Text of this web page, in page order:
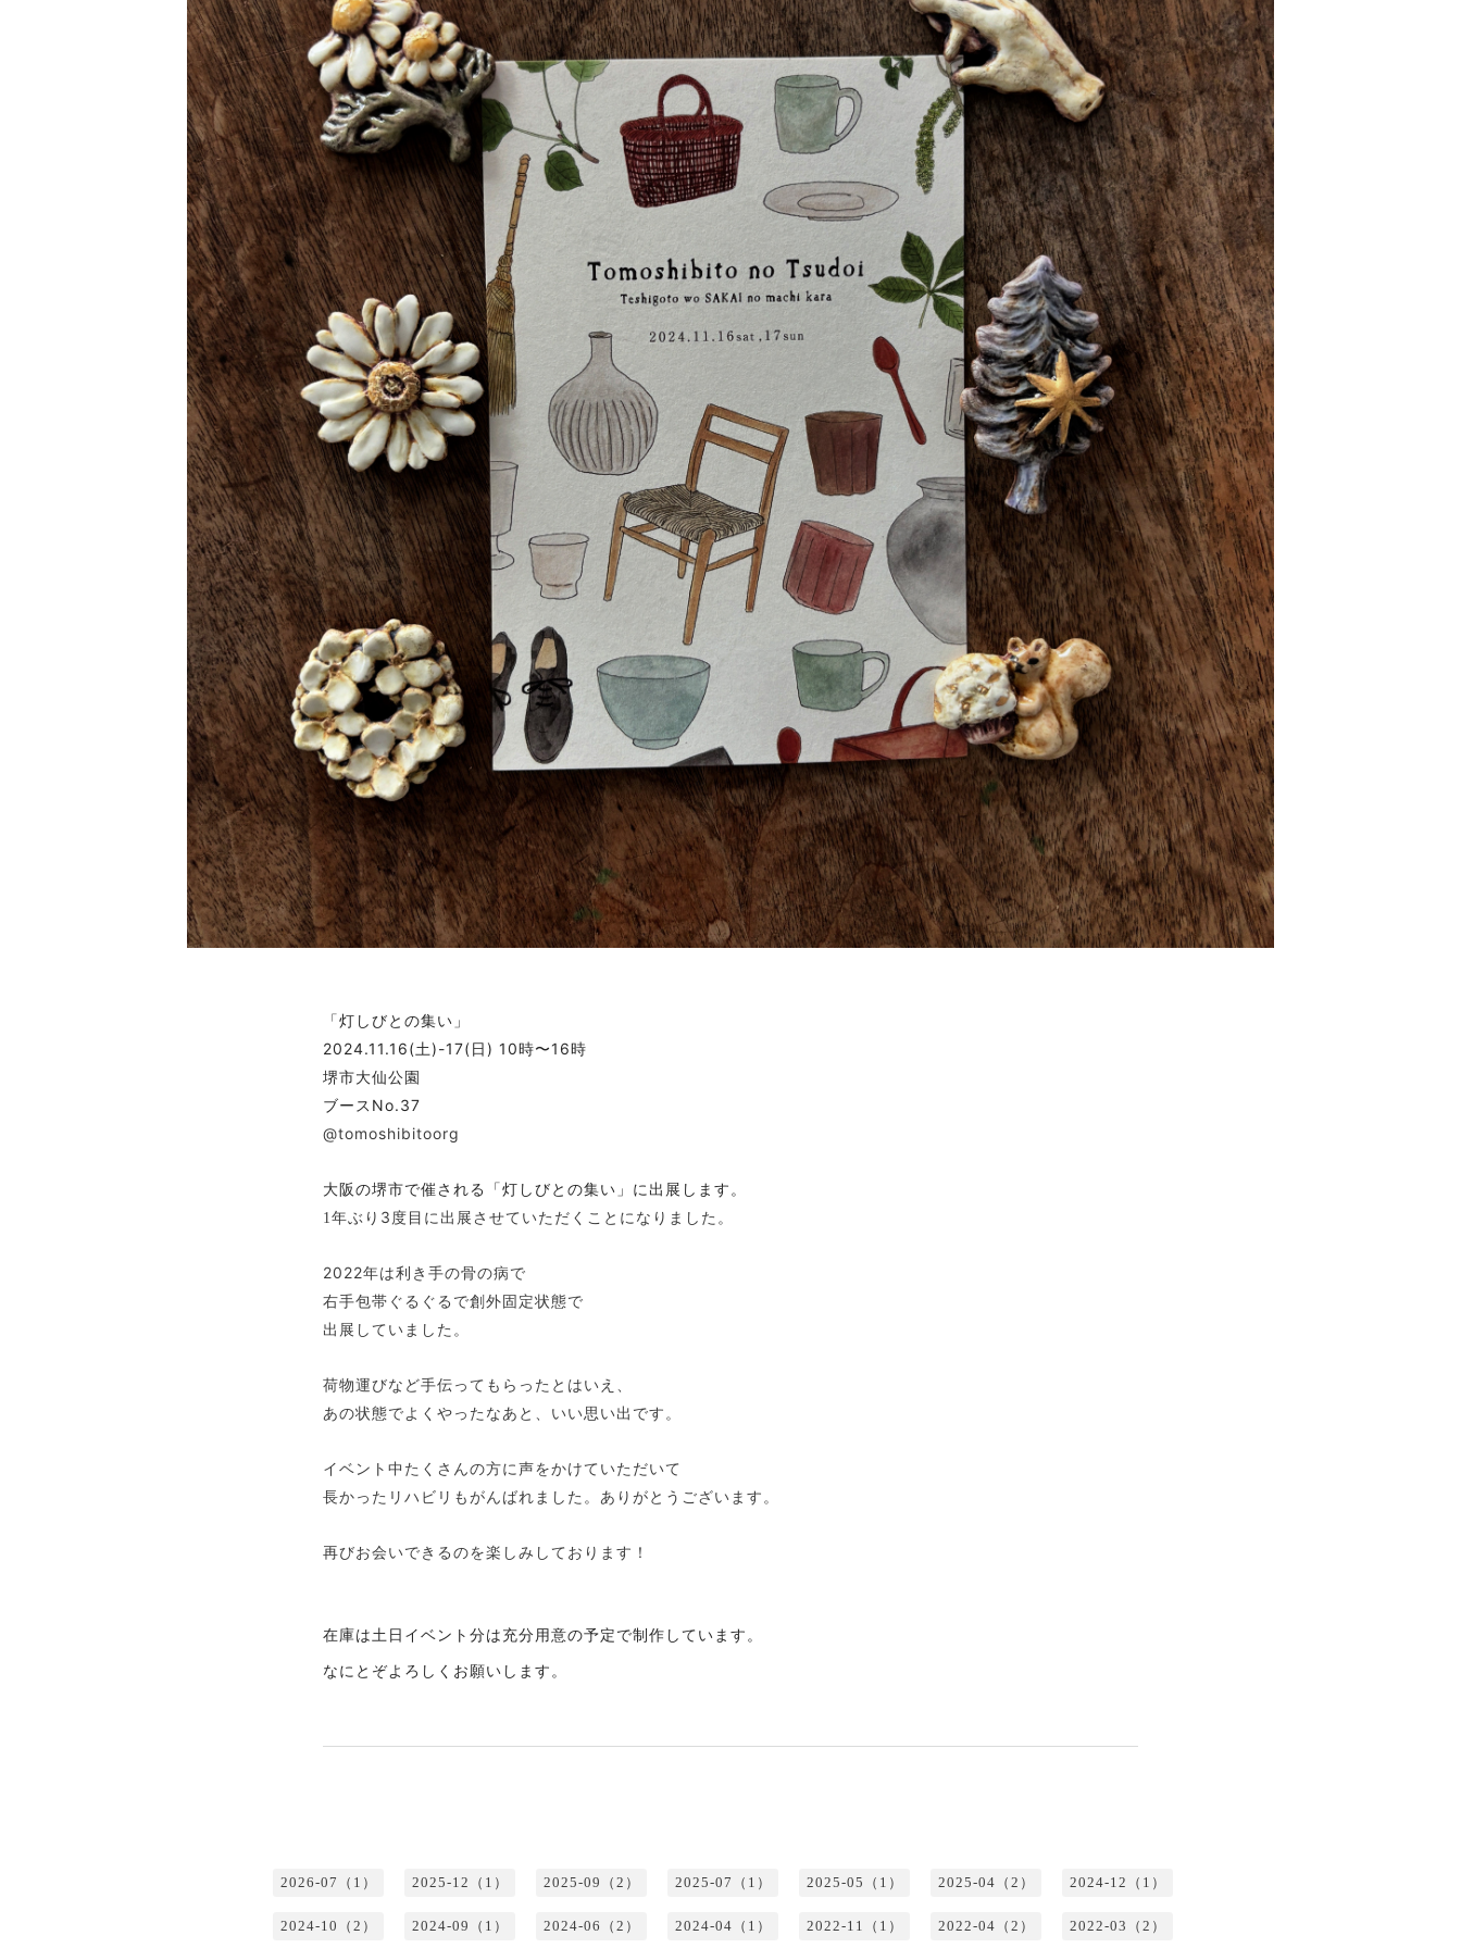
「灯しびとの集い」
2024.11.16(土)-17(日) 10時〜16時
堺市大仙公園
ブースNo.37
@tomoshibitoorg
大阪の堺市で催される「灯しびとの集い」に出展します。
1年ぶり 3度目に出展させていただくことになりました。
2022年は利き手の骨の病で
右手包帯ぐるぐるで創外固定状態で
出展していました。
荷物運びなど手伝ってもらったとはいえ、
あの状態でよくやったなあと、いい思い出です。
イベント中たくさんの方に声をかけていただいて
長かったリハビリもがんばれました。ありがとうございます。
再びお会いできるのを楽しみしております！
在庫は土日イベント分は充分用意の予定で制作しています。
なにとぞよろしくお願いします。
2026-07（1） 2025-12（1） 2025-09（2） 2025-07（1） 2025-05（1） 2025-04（2） 2024-12（1）
2024-10（2） 2024-09（1） 2024-06（2） 2024-04（1） 2022-11（1） 2022-04（2） 2022-03（2）